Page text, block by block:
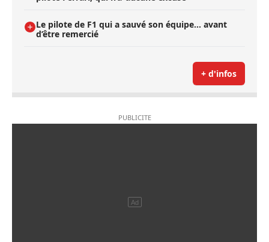
Le pilote de F1 qui a sauvé son équipe… avant
d’être remercié
+ d'infos